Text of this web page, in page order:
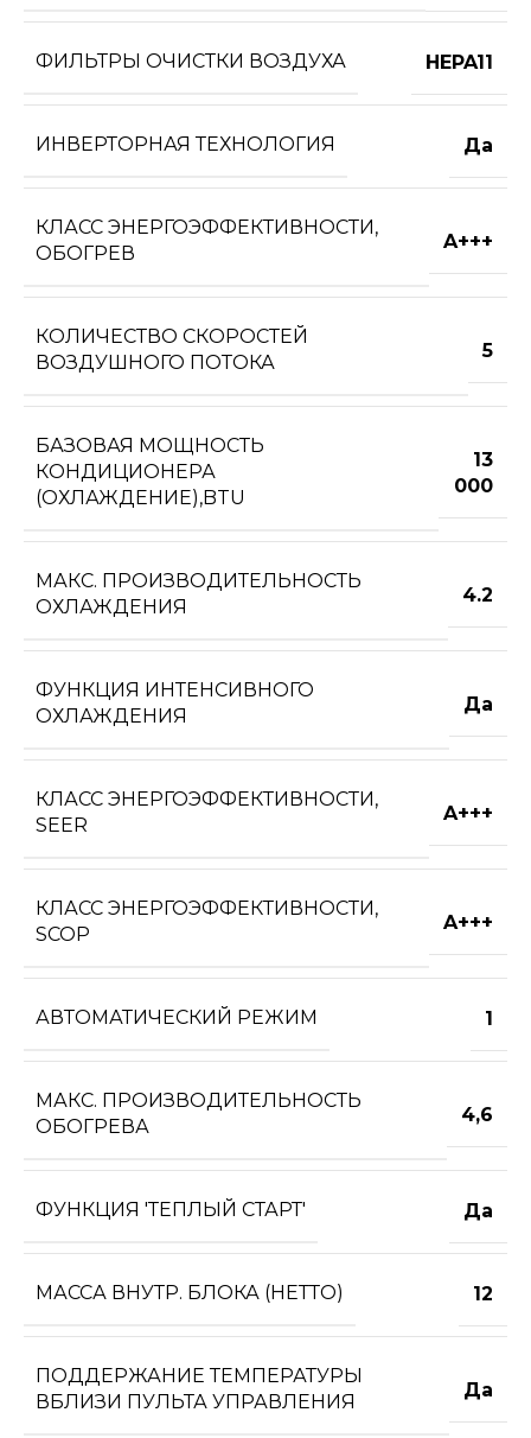
ФИЛЬТРЫ ОЧИСТКИ ВОЗДУХА HEPA11
ИНВЕРТОРНАЯ ТЕХНОЛОГИЯ Да
КЛАСС ЭНЕРГОЭФФЕКТИВНОСТИ,
ОБОГРЕВ
A+++
КОЛИЧЕСТВО СКОРОСТЕЙ
ВОЗДУШНОГО ПОТОКА
5
БАЗОВАЯ МОЩНОСТЬ
КОНДИЦИОНЕРА
(ОХЛАЖДЕНИЕ),BTU
13
000
МАКС. ПРОИЗВОДИТЕЛЬНОСТЬ
ОХЛАЖДЕНИЯ
4.2
ФУНКЦИЯ ИНТЕНСИВНОГО
ОХЛАЖДЕНИЯ
Да
КЛАСС ЭНЕРГОЭФФЕКТИВНОСТИ,
SEER
A+++
КЛАСС ЭНЕРГОЭФФЕКТИВНОСТИ,
SCOP
A+++
АВТОМАТИЧЕСКИЙ РЕЖИМ 1
МАКС. ПРОИЗВОДИТЕЛЬНОСТЬ
ОБОГРЕВА
4,6
ФУНКЦИЯ 'ТЕПЛЫЙ СТАРТ' Да
МАССА ВНУТР. БЛОКА (НЕТТО) 12
ПОДДЕРЖАНИЕ ТЕМПЕРАТУРЫ
ВБЛИЗИ ПУЛЬТА УПРАВЛЕНИЯ
Да